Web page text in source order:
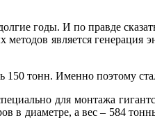
годы. И по правде
является генерация
150 тонн. Именно поэтому
для монтажа
диаметре, а вес – 584